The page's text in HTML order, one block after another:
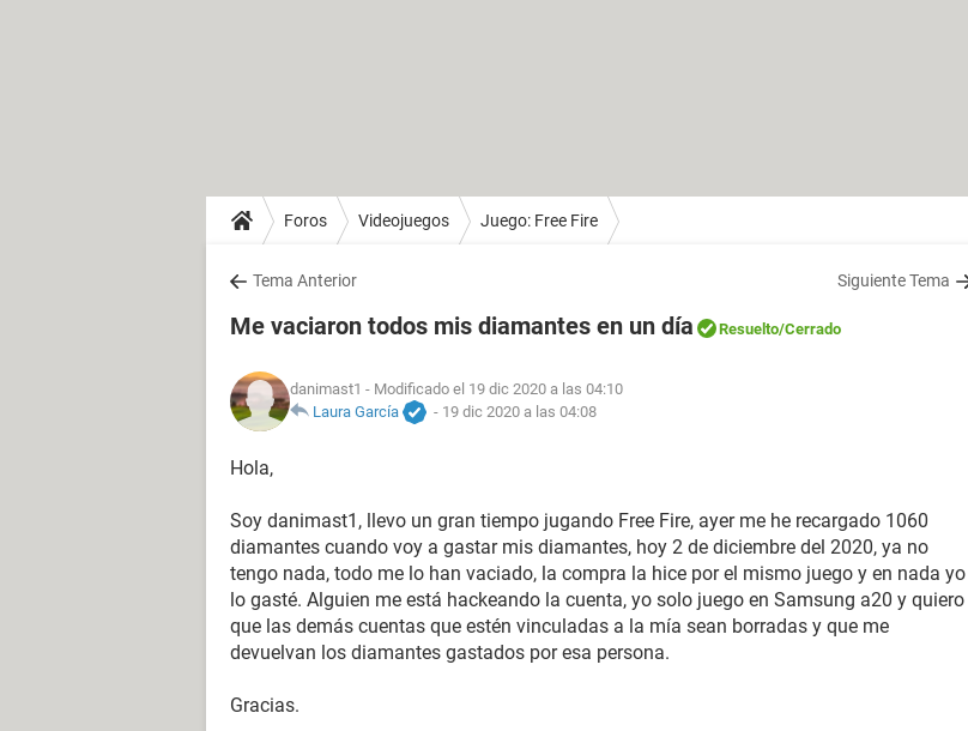
Foros Videojuegos Juego: Free Fire
Tema Anterior Siguiente Tema
Me vaciaron todos mis diamantes en un día Resuelto/Cerrado
danimast1 - Modificado el 19 dic 2020 a las 04:10
Laura García
- 19 dic 2020 a las 04:08
Hola,
Soy danimast1, llevo un gran tiempo jugando Free Fire, ayer me he recargado 1060
diamantes cuando voy a gastar mis diamantes, hoy 2 de diciembre del 2020, ya no
tengo nada, todo me lo han vaciado, la compra la hice por el mismo juego y en nada yo
lo gasté. Alguien me está hackeando la cuenta, yo solo juego en Samsung a20 y quiero
que las demás cuentas que estén vinculadas a la mía sean borradas y que me
devuelvan los diamantes gastados por esa persona.
Gracias.